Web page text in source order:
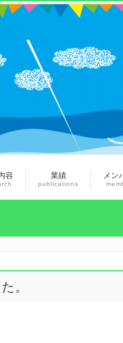
容 業績
publications
メン
。